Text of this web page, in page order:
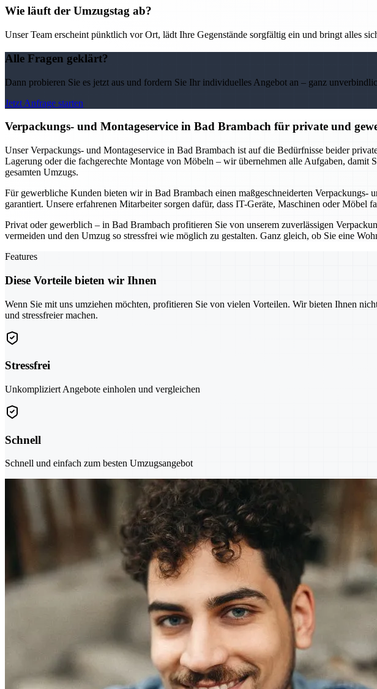
Wie läuft der Umzugstag ab?
Unser Team erscheint pünktlich vor Ort, lädt Ihre Gegenstände sorgfältig ein und bringt alles
Alle Fragen geklärt?
Dann probieren Sie es jetzt aus und fordern Sie Ihr individuelles Angebot an – ganz
Jetzt Anfrage starten
Verpackungs- und Montageservice in Bad Brambach für private und
Unser Verpackungs- und Montageservice in Bad Brambach ist auf die Bedürfnisse beider
Lagerung oder die fachgerechte Montage von Möbeln – wir übernehmen alle Aufgaben,
gesamten Umzugs.
Für gewerbliche Kunden bieten wir in Bad Brambach einen maßgeschneiderten
garantiert. Unsere erfahrenen Mitarbeiter sorgen dafür, dass IT-Geräte, Maschinen oder Möbel
Privat oder gewerblich – in Bad Brambach profitieren Sie von unserem zuverlässigen
vermeiden und den Umzug so stressfrei wie möglich zu gestalten. Ganz gleich, ob Sie eine
Features
Diese Vorteile bieten wir Ihnen
Wenn Sie mit uns umziehen möchten, profitieren Sie von vielen Vorteilen. Wir bieten Ihnen
und stressfreier machen.
Stressfrei
Unkompliziert Angebote einholen und vergleichen
Schnell
Schnell und einfach zum besten Umzugsangebot